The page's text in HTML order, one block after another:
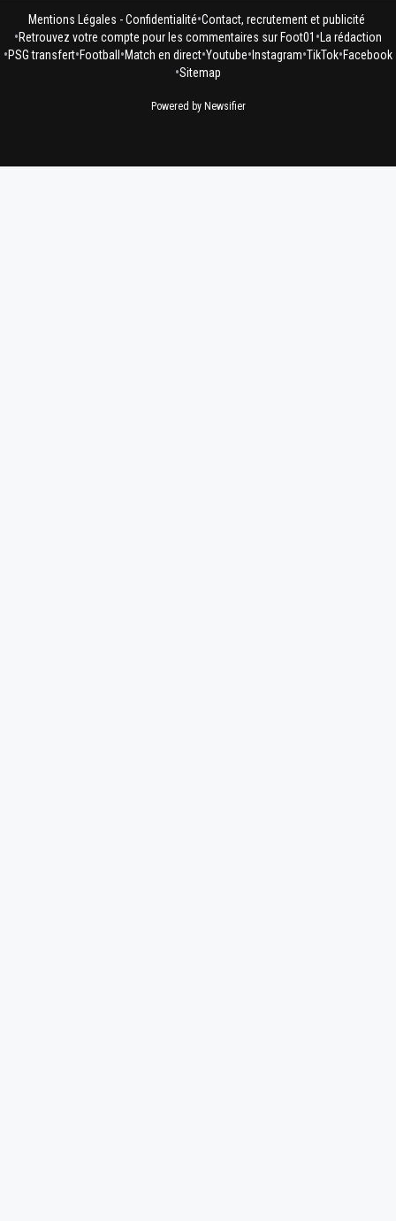
Mentions Légales - Confidentialité•Contact, recrutement et publicité
•Retrouvez votre compte pour les commentaires sur Foot01 •La rédaction
•PSG transfert•Football •Match en direct•Youtube• Instagram•TikTok•Facebook
•Sitemap
Powered by Newsifier